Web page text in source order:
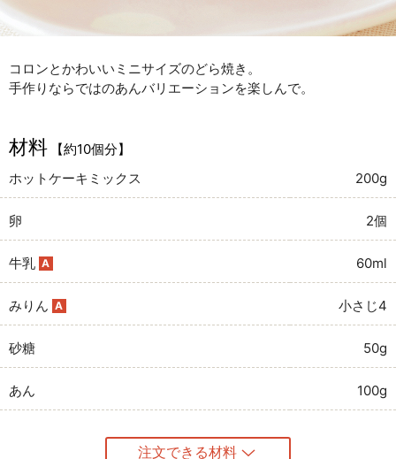
コロンとかわいいミニサイズのどら焼き。
手作りならではのあんバリエーションを楽しんで。
材料
【約10個分】
ホットケーキミックス
200g
卵 2個
牛乳 A 60ml
みりん A 小さじ4
砂糖 50g
あん 100g
注文できる材料